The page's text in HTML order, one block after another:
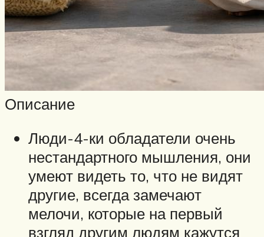
Описание
Люди-4-ки обладатели очень
нестандартного мышления, они
умеют видеть то, что не видят
другие, всегда замечают
мелочи, которые на первый
взгляд другим людям кажутся